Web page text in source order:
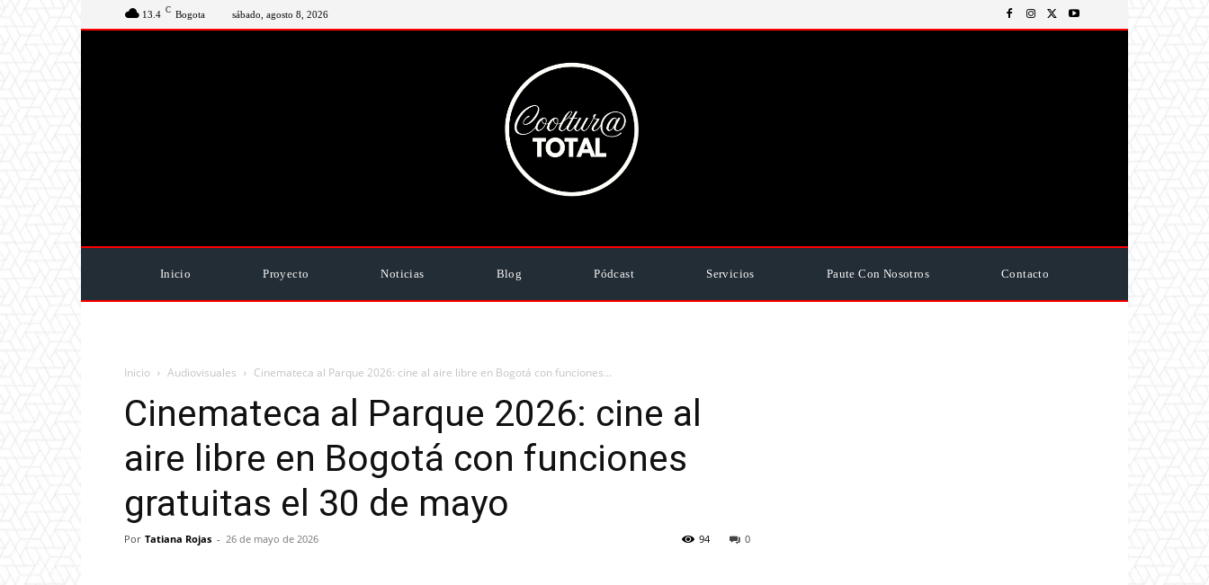
13.4 C Bogota sábado, agosto 8, 2026
Inicio Proyecto Noticias Blog Pódcast Servicios Paute Con Nosotros Contacto
Inicio Audiovisuales Cinemateca al Parque 2026: cine al aire libre en Bogotá con funciones...
Cinemateca al Parque 2026: cine al
aire libre en Bogotá con funciones
gratuitas el 30 de mayo
Por Tatiana Rojas - 26 de mayo de 2026 0
94